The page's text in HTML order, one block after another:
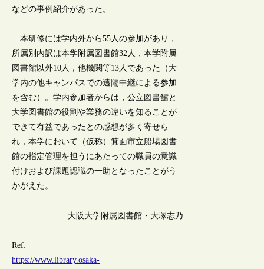
などの事例紹介があった。
本研修には学内外から55人の参加があり，
所属別内訳は本学附属図書館32人，本学附属
図書館以外10人，他機関等13人であった（大
学内の他キャンパスでの遠隔中継による参加
を含む）。学内参加者からは，公立図書館と
大学図書館の役割や業務の違いを知ることが
できて有益であったとの感想が多く寄せら
れ，本学において（仮称）箕面市立船場図書
館の指定管理を担うにあたっての職員の意識
付けおよび課題認識の一助となったことがう
かがえた。
大阪大学附属図書館・大塚志乃
Ref:
https://www.library.osaka-